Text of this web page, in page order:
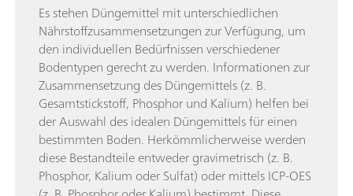
Es stehen Düngemittel mit unterschiedlichen
Nährstoffzusammensetzungen zur Verfügung, um
den individuellen Bedürfnissen verschiedener
Bodentypen gerecht zu werden. Informationen zur
Zusammensetzung des Düngemittels (z. B.
Gesamtstickstoff, Phosphor und Kalium) helfen bei
der Auswahl des idealen Düngemittels für einen
bestimmten Boden. Herkömmlicherweise werden
diese Bestandteile entweder gravimetrisch (z. B.
Phosphor, Kalium oder Sulfat) oder mittels ICP-OES